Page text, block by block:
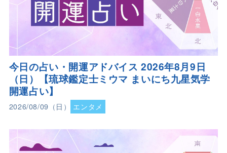
今日の占い・開運アドバイス 2026年8月9日
（日）【琉球鑑定士ミウマ まいにち九星気学
開運占い】
2026/08/09（日） エンタメ